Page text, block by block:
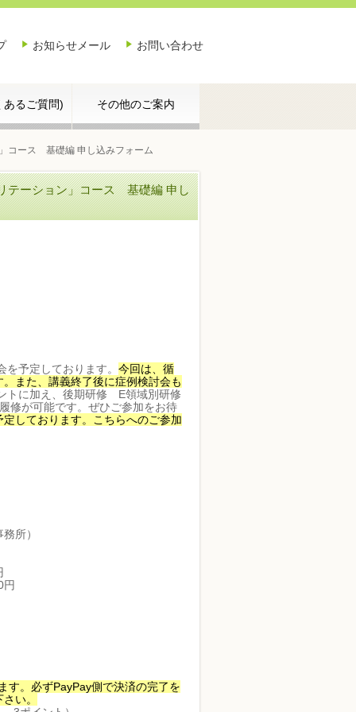
お問い合わせ
お知らせメール
あるご質問) その他のご案内
コース 基礎編 申し込みフォーム
テーション」コース 基礎編 申し
予定しております。 今回は、循
また、講義終了後に症例検討会も
トに加え、後期研修 E領域別研修
修が可能です。ぜひご参加をお待
しております。こちらへのご参加
所）
円
す。必ずPayPay側で決済の完了を
い。